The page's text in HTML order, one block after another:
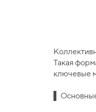
Такая
ключевые
▌